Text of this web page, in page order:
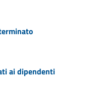
ai dipendenti